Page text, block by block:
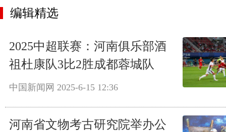
编辑精选
2025中超联赛：河南俱乐部酒
祖杜康队3比2胜成都蓉城队
中国新闻网 2025-6-15 12:36
河南省文物考古研究院举办公